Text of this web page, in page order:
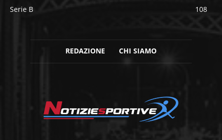
Serie B
108
REDAZIONE CHI SIAMO